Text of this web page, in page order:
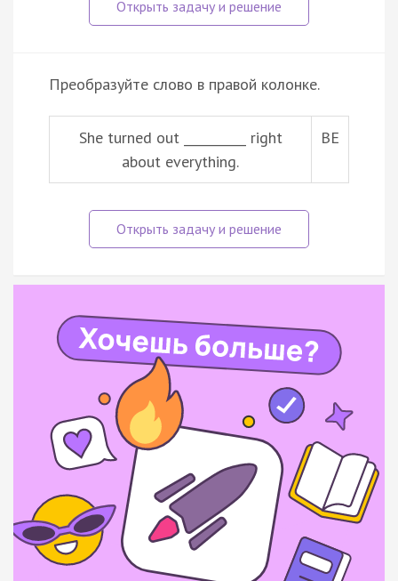
Преобразуйте слово в правой колонке.
She turned out __________ right
about everything.
BE